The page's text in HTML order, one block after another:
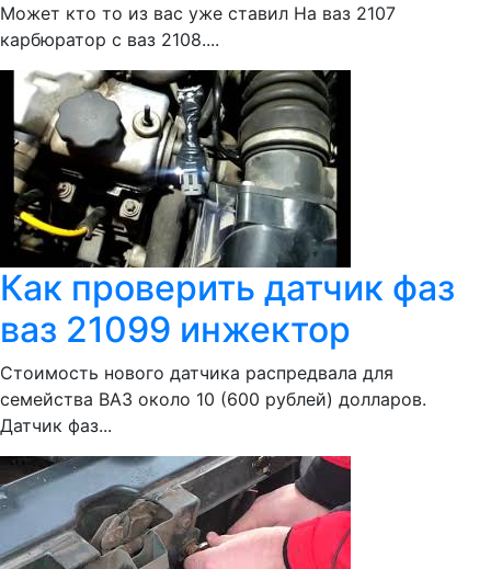
Может кто то из вас уже ставил На ваз 2107
карбюратор с ваз 2108....
Как проверить датчик фаз
ваз 21099 инжектор
Стоимость нового датчика распредвала для
семейства ВАЗ около 10 (600 рублей) долларов.
Датчик фаз...